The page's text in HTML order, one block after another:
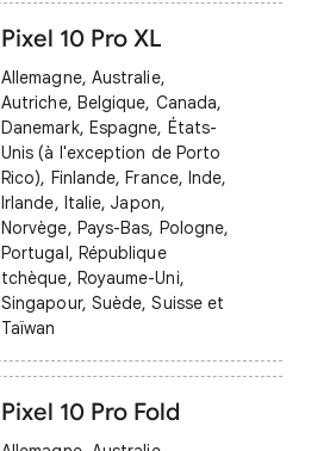
Pixel 10 Pro XL
Allemagne, Australie,
Autriche, Belgique, Canada,
Danemark, Espagne, États-
Unis (à l'exception de Porto
Rico), Finlande, France, Inde,
Irlande, Italie, Japon,
Norvège, Pays-Bas, Pologne,
Portugal, République
tchèque, Royaume-Uni,
Singapour, Suède, Suisse et
Taïwan
Pixel 10 Pro Fold